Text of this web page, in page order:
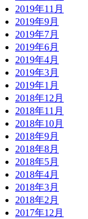
2019年11月
2019年9月
2019年7月
2019年6月
2019年4月
2019年3月
2019年1月
2018年12月
2018年11月
2018年10月
2018年9月
2018年8月
2018年5月
2018年4月
2018年3月
2018年2月
2017年12月